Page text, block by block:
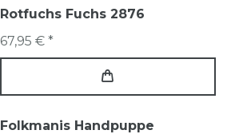
Rotfuchs Fuchs 2876
67,95 € *
Folkmanis Handpuppe